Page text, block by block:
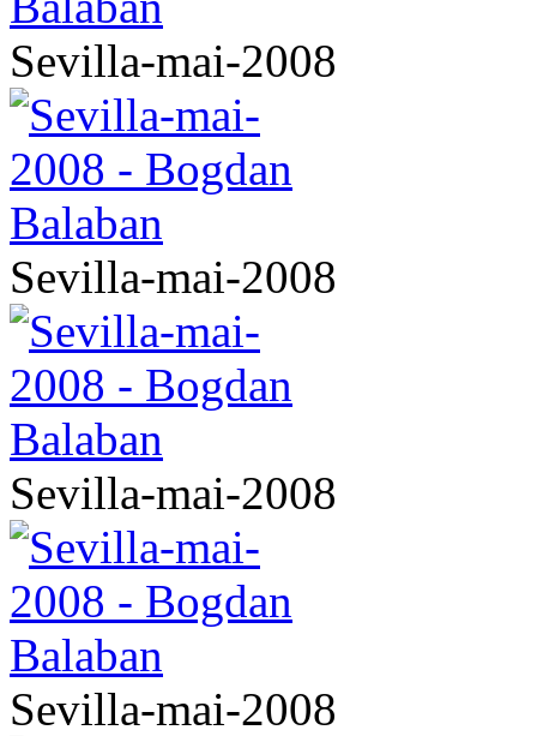
Sevilla-mai-2008
Sevilla-mai-2008
Sevilla-mai-2008
Sevilla-mai-2008